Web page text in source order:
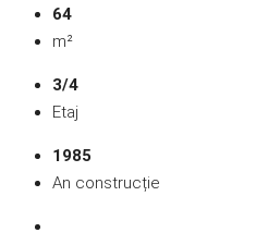
64
m²
3/4
Etaj
1985
An construcție